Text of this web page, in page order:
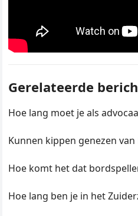
Gerelateerde
Hoe lang moet je als
Kunnen kippen genezen van
Hoe komt het dat
Hoe lang ben je in het